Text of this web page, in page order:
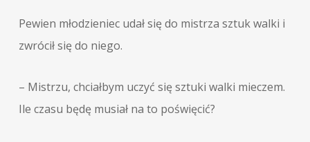
Pewien młodzieniec udał się do mistrza sztuk walki i
zwrócił się do niego.
– Mistrzu, chciałbym uczyć się sztuki walki mieczem.
Ile czasu będę musiał na to poświęcić?